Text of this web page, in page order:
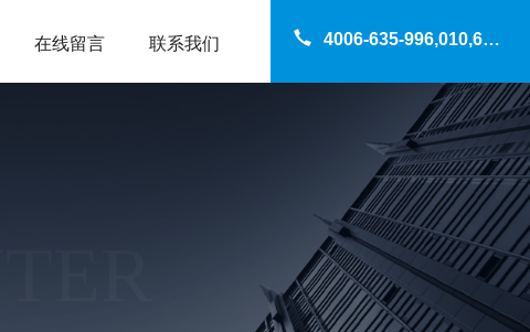
4006-635-996,010,69200960
在线留言 联系我们